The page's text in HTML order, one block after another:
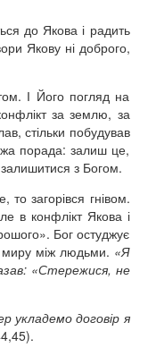
до Якова і радить
Якову ні доброго,
І Його погляд на
за землю, за
стільки побудував
порада: залиш це,
з Богом.
то загорівся гнівом.
в конфлікт Якова і
Бог остуджує
миру між людьми. «Я
«Стережися, не
укладемо договір я